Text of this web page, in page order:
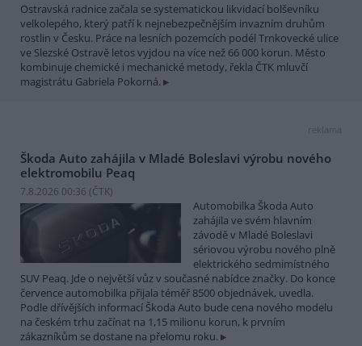
Ostravská radnice začala se systematickou likvidací bolševníku
velkolepého, který patří k nejnebezpečnějším invazním druhům
rostlin v Česku. Práce na lesních pozemcích podél Trnkovecké ulice
ve Slezské Ostravě letos vyjdou na více než 66 000 korun. Město
kombinuje chemické i mechanické metody, řekla ČTK mluvčí
magistrátu Gabriela Pokorná.
reklama
Škoda Auto zahájila v Mladé Boleslavi výrobu nového
elektromobilu Peaq
7.8.2026 00:36 (ČTK)
Automobilka Škoda Auto
zahájila ve svém hlavním
závodě v Mladé Boleslavi
sériovou výrobu nového plně
elektrického sedmimístného
SUV Peaq. Jde o největší vůz v současné nabídce značky. Do konce
července automobilka přijala téměř 8500 objednávek, uvedla.
Podle dřívějších informací Škoda Auto bude cena nového modelu
na českém trhu začínat na 1,15 milionu korun, k prvním
zákazníkům se dostane na přelomu roku.